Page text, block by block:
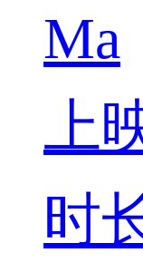
Ma
上
时